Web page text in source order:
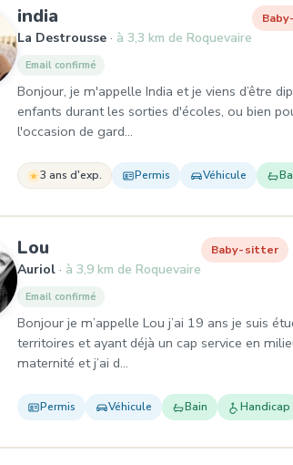
india , Baby-sitter à La
La Destrousse à 3,3 km de Roquevaire
Email confirmé
Bonjour, je m'appelle India et je viens d’être
enfants durant les sorties d'écoles, ou bien
l'occasion de gard…
3 ans d'exp. Permis Véhicule
Lou , Baby-sitter à Auriol
Auriol à 3,9 km de Roquevaire
Baby-sitter
Email confirmé
Bonjour je m’appelle Lou j’ai 19 ans je suis
territoires et ayant déjà un cap service en
maternité et j’ai d…
Permis Véhicule Bain Handicap